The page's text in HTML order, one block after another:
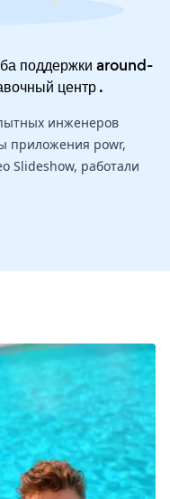
поддержки around-
центр.
инженеров
приложения powr,
Slideshow, работали